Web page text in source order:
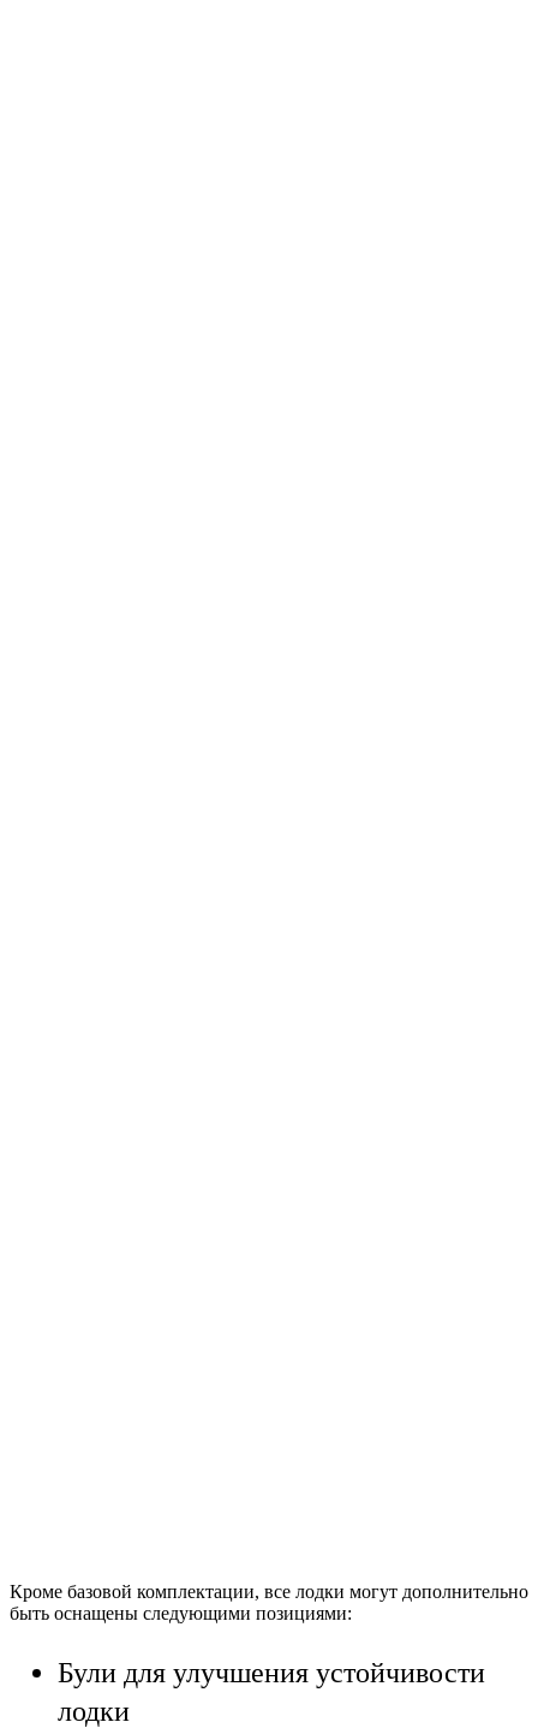
Кроме базовой комплектации, все лодки могут дополнительно
быть оснащены следующими позициями:
Були для улучшения устойчивости
лодки